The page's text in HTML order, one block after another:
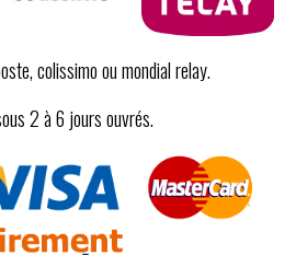
colissimo ou mondial relay.
2 à 6 jours ouvrés.